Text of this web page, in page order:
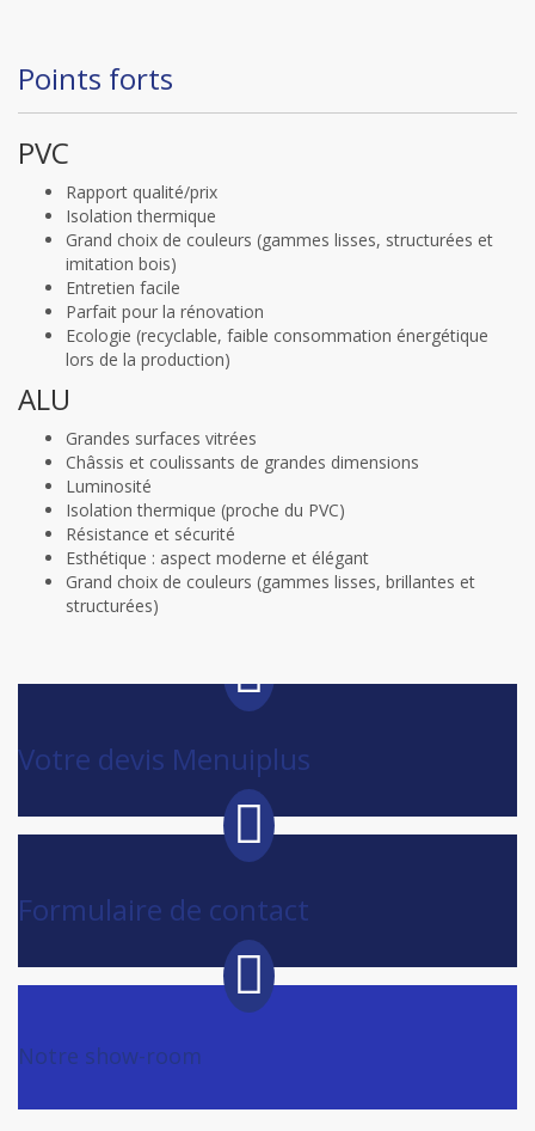
Points forts
PVC
Rapport qualité/prix
Isolation thermique
Grand choix de couleurs (gammes lisses, structurées et
imitation bois)
Entretien facile
Parfait pour la rénovation
Ecologie (recyclable, faible consommation énergétique
lors de la production)
ALU
Grandes surfaces vitrées
Châssis et coulissants de grandes dimensions
Luminosité
Isolation thermique (proche du PVC)
Résistance et sécurité
Esthétique : aspect moderne et élégant
Grand choix de couleurs (gammes lisses, brillantes et
structurées)
Votre devis Menuiplus
Formulaire de contact
Notre show-room